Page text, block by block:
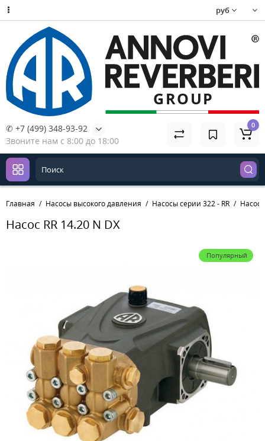
руб
✆ +7 (499) 348-93-92
Звоните нам с 8:00 до 18:00
0
Главная Насосы высокого давления Насосы серии 322 - RR Насос
Насос RR 14.20 N DX
Популярный